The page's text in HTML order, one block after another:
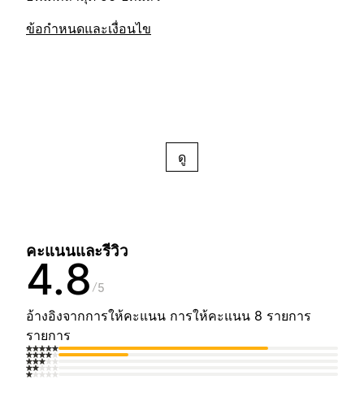
ข้อกำหนดและเงื่อนไข
ดู
คะแนนและรีวิว
4.8 5
อ้างอิงจากการให้คะแนน การให้คะแนน 8 รายการ
รายการ